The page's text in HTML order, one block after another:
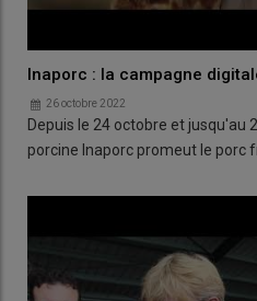
Inaporc : la campagne
26 octobre 2022
Depuis le 24 octobre et jusqu'au
porcine Inaporc promeut le porc